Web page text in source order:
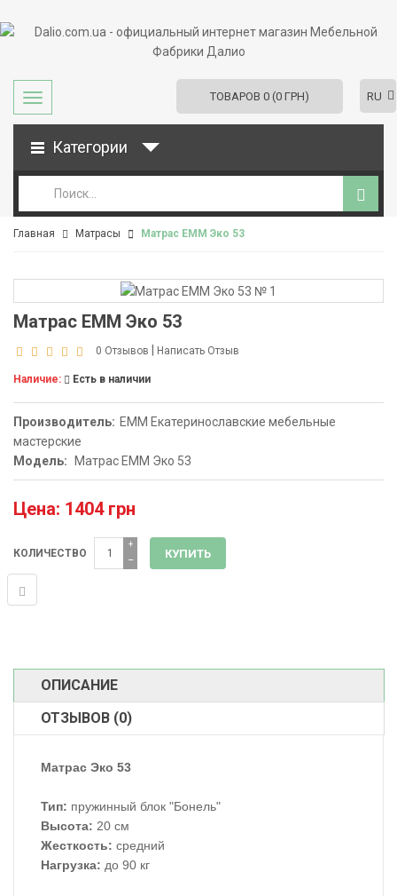
ТОВАРОВ 0 (0 ГРН) RU
Категории
Главная Матрасы Матрас ЕММ Эко 53
Матрас ЕММ Эко 53
0 Отзывов Написать Отзыв
Наличие: Есть в наличии
Производитель: EMM Екатеринославские мебельные
мастерские
Модель:
Матрас ЕММ Эко 53
Цена: 1404 грн
КОЛИЧЕСТВО −
+
ОПИСАНИЕ
ОТЗЫВОВ (0)
Матрас Эко 53
Тип: пружинный блок "Бонель"
Высота: 20 см
Жесткость: средний
Нагрузка: до 90 кг